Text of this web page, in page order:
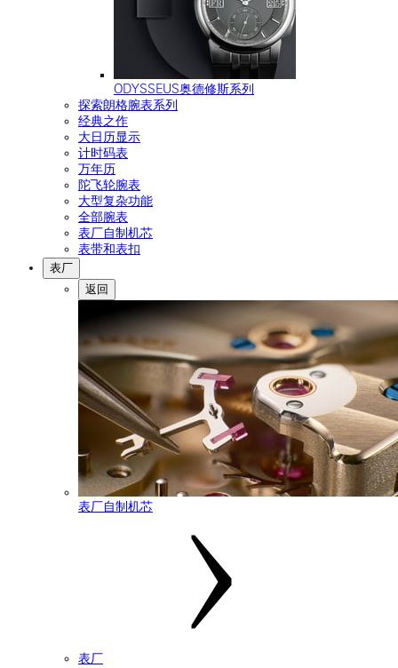
ODYSSEUS奥德修斯系列
探索朗格腕表系列
经典之作
大日历显示
计时码表
万年历
陀飞轮腕表
大型复杂功能
全部腕表
表厂自制机芯
表带和表扣
表厂
返回
表厂自制机芯
表厂